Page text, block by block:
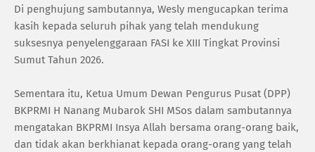
Di penghujung sambutannya, Wesly mengucapkan terima
kasih kepada seluruh pihak yang telah mendukung
suksesnya penyelenggaraan FASI ke XIII Tingkat Provinsi
Sumut Tahun 2026.
Sementara itu, Ketua Umum Dewan Pengurus Pusat (DPP)
BKPRMI H Nanang Mubarok SHI MSos dalam sambutannya
mengatakan BKPRMI Insya Allah bersama orang-orang baik,
dan tidak akan berkhianat kepada orang-orang yang telah